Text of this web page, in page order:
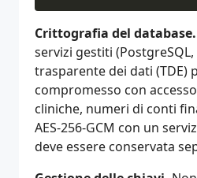
Crittografia del database.
servizi gestiti
trasparente dei dati (TDE)
compromesso con
cliniche, numeri di conti
AES-256-GCM con un
deve essere conservata